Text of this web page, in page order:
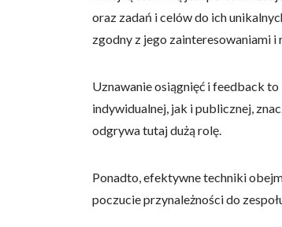
oraz zadań i celów do ich
zgodny z jego zainteresowaniami
Uznawanie osiągnięć i feedback
indywidualnej, jak i publicznej,
odgrywa tutaj dużą rolę.
Ponadto, efektywne techniki
poczucie przynależności do